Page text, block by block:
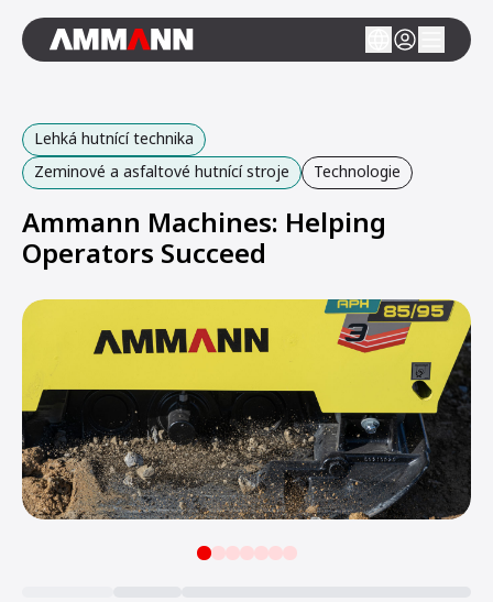
Lehká hutnící technika
Zeminové a asfaltové hutnící stroje
Technologie
Ammann Machines: Helping
Operators Succeed